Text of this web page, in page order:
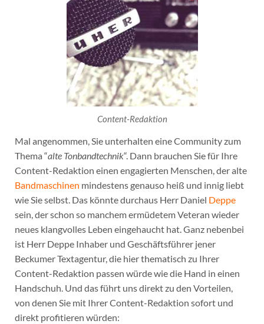
Content-Redaktion
Mal angenommen, Sie unterhalten eine Community zum
Thema “alte Tonbandtechnik“. Dann brauchen Sie für Ihre
Content-Redaktion einen engagierten Menschen, der alte
Bandmaschinen mindestens genauso heiß und innig liebt
wie Sie selbst. Das könnte durchaus Herr Daniel Deppe
sein, der schon so manchem ermüdetem Veteran wieder
neues klangvolles Leben eingehaucht hat. Ganz nebenbei
ist Herr Deppe Inhaber und Geschäftsführer jener
Beckumer Textagentur, die hier thematisch zu Ihrer
Content-Redaktion passen würde wie die Hand in einen
Handschuh. Und das führt uns direkt zu den Vorteilen,
von denen Sie mit Ihrer Content-Redaktion sofort und
direkt profitieren würden: